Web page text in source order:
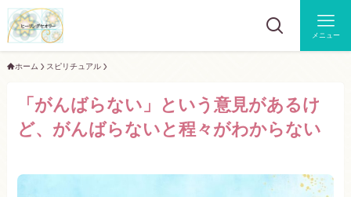
メニュー
ホーム スピリチュアル
「がんばらない」という意見があるけ
ど、がんばらないと程々がわからない